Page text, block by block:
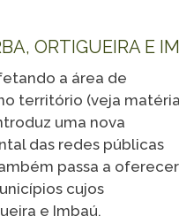
ORTIGUEIRA E
a área de
território (veja matéria
uma nova
das redes públicas
passa a oferecer
cujos
e Imbaú.